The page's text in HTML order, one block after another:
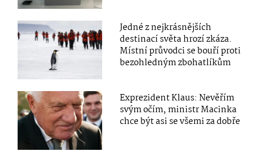
Jedné z nejkrásnějších
destinací světa hrozí zkáza.
Místní průvodci se bouří proti
bezohledným zbohatlíkům
Exprezident Klaus: Nevěřím
svým očím, ministr Macinka
chce být asi se všemi za dobře